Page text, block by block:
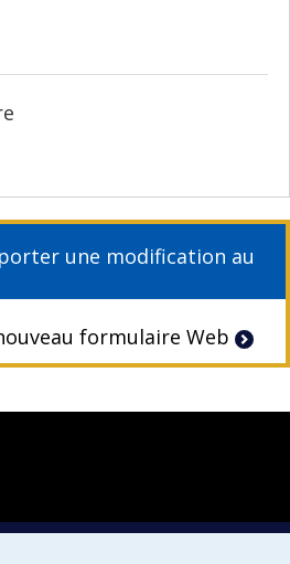
une modification au
formulaire Web